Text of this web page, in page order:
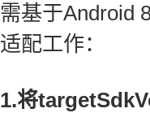
需基于Android
适配工作：
1.将